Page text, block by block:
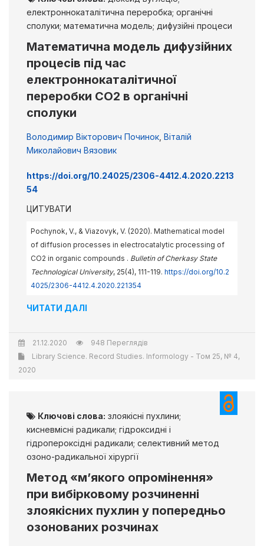
електроннокаталітична переробка; органічні
сполуки; математична модель; дифузійні процеси
Математична модель дифузійних
процесів під час
електроннокаталітичної
переробки СО2 в органічні
сполуки
Володимир Вікторович Починок Віталій
Миколайович Вязовик
https://doi.org/10.24025/2306-4412.4.2020.2213
54
ЦИТУВАТИ
Pochynok, V., & Viazovyk, V. (2020). Mathematical model
of diffusion processes in electrocatalytic processing of
CO2 in organic compounds . Bulletin of Cherkasy State
Technological University, 25(4), 111-119. https://doi.org/10.2
4025/2306-4412.4.2020.221354
ЧИТАТИ ДАЛІ
21.12.2020
948 Переглядів
Library Science. Record Studies. Informology - Том 25, № 4,
2020
Ключові слова: злоякісні пухлини;
кисневмісні радикали; гідроксидні і
гідропероксідні радикали; селективний метод
озоно-радикальної хірургії
Метод «м’якого опромінення»
при вибірковому розчиненні
злоякісних пухлин у попередньо
озонованих розчинах